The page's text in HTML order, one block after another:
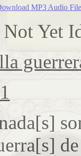
MP3 Audio File
Yet